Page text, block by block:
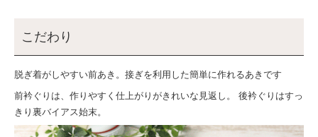
こだわり
脱ぎ着がしやすい前あき。接ぎを利用した簡単に作れるあきです
前衿ぐりは、作りやすく仕上がりがきれいな見返し。 後衿ぐりはすっ
きり裏バイアス始末。